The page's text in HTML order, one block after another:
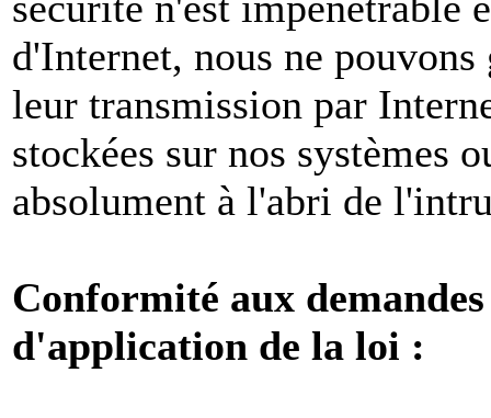
d'Internet, nous ne
leur transmission par
stockées sur nos systèmes
absolument à l'abri de
Conformité aux
d'application de la loi :